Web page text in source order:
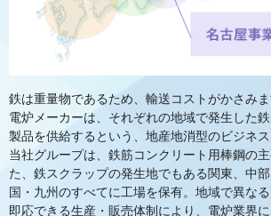
鉄は重量物であるため、輸送コストがかさみ
電炉メーカーは、それぞれの地域で発生した
製品を供給するという、地産地消型のビジネス
当社グループは、鉄筋コンクリート用棒鋼の
た、鉄スクラップの発生地でもある関東、中
国・九州のすべてに工場を保有。地域で異な
即応できる生産・販売体制により、電炉業界